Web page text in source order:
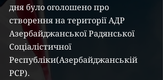
дня було оголошено про
створення на території АДР
Азербайджанської Радянської
Соціалістичної
Республіки(Азербайджанській
РСР).